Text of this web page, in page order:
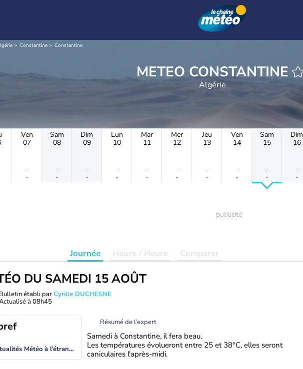
Constantine Constantine
METEO CONSTANTINE
Algérie
Ven
07
-
-
Sam
08
-
-
Dim
09
-
-
Lun
10
-
-
Mar
11
-
-
Mer
12
-
-
Jeu
13
-
-
Ven
14
-
-
Sam
15
-
-
Dim
16
-
-
Journée Heure / Heure Comparer
DU SAMEDI 15 AOÛT
Bulletin établi parCyrille DUCHESNE
à 08h45
Actualités Météo à l'étranger
Résumé de l’expert
Samedi à Constantine, il fera beau.
Les températures évolueront entre 25 et 38°C, elles seront
caniculaires l'après-midi.